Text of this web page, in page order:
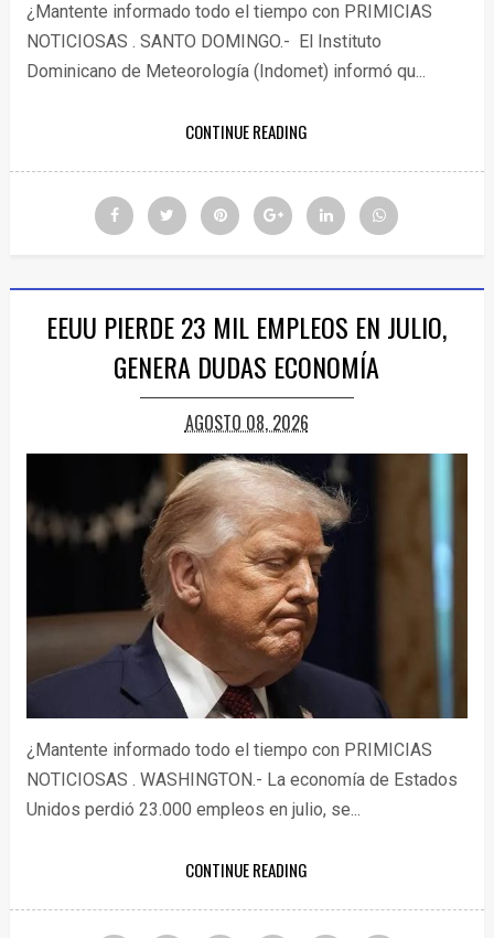
¿Mantente informado todo el tiempo con PRIMICIAS
NOTICIOSAS . SANTO DOMINGO.- El Instituto
Dominicano de Meteorología (Indomet) informó qu...
CONTINUE READING
EEUU PIERDE 23 MIL EMPLEOS EN JULIO,
GENERA DUDAS ECONOMÍA
AGOSTO 08, 2026
¿Mantente informado todo el tiempo con PRIMICIAS
NOTICIOSAS . WASHINGTON.- La economía de Estados
Unidos perdió 23.000 empleos en julio, se...
CONTINUE READING